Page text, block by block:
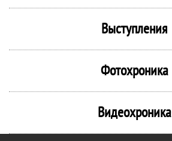
Выступления
Фотохроника
Видеохроника